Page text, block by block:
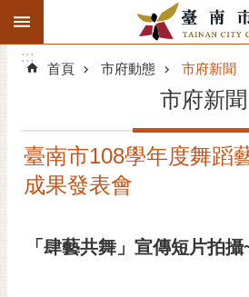
跳到主要內容區塊
搜
階
精彩府城
市府團隊
:::
:::
首頁 市府動態 市府新聞
市府新聞
臺南市108學年度舞蹈
成果發表會
「肆藝共舞」宣傳短片拍攝